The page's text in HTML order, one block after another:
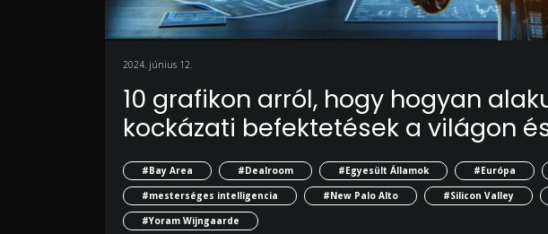
2024. június 12.
10 grafikon arról, hogy hogyan
kockázati befektetések a világon
#Bay Area #Dealroom #Egyesült Államok #Európa
#mesterséges intelligencia
#New Palo Alto #Silicon Valley
#Yoram Wijngaarde